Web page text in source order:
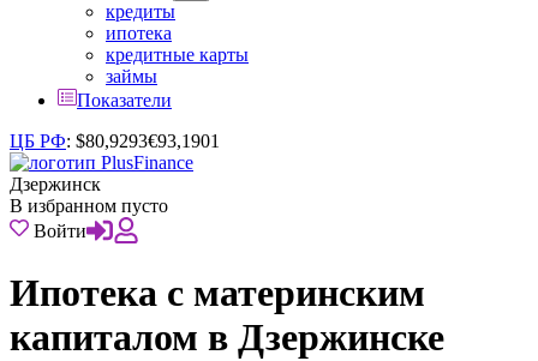
кредиты
ипотека
кредитные карты
займы
Показатели
ЦБ РФ: $80,9293€93,1901
Дзержинск
В избранном пусто
Войти
Ипотека с материнским
капиталом в Дзержинске